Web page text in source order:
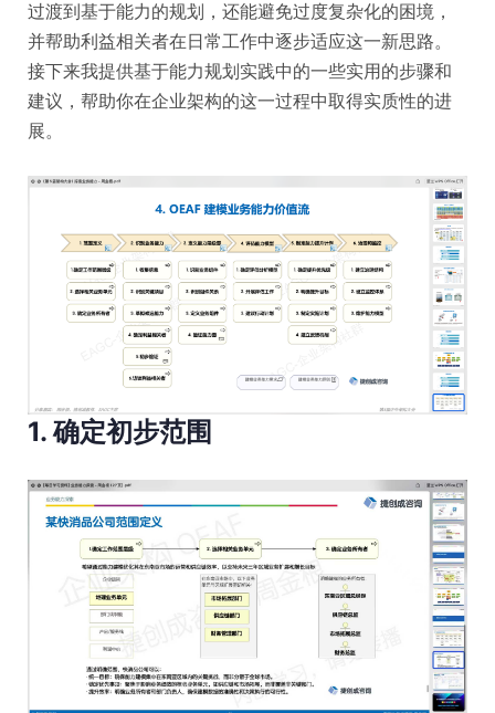
过渡到基于能力的规划，还能避免过度复杂化的困境，
并帮助利益相关者在日常工作中逐步适应这一新思路。
接下来我提供基于能力规划实践中的一些实用的步骤和
建议，帮助你在企业架构的这一过程中取得实质性的进
展。
1. 确定初步范围